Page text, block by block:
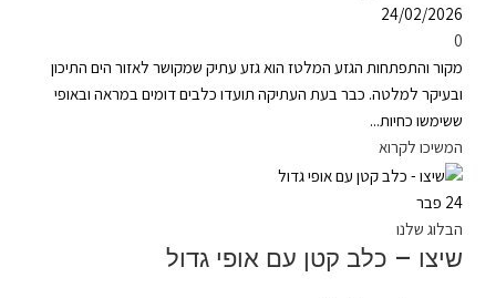
24/02/2026
0
מקור והתפתחות הגזע המלטז הוא גזע עתיק שמקושר לאזור הים התיכון
ובעיקר למלטה. כבר בעת העתיקה תועדו כלבים דומים במראה ובאופי
ששימשו כחיות...
המשיכו לקרוא
24 פבר
הבלוג שלנו
שיצו – כלב קטן עם אופי גדול